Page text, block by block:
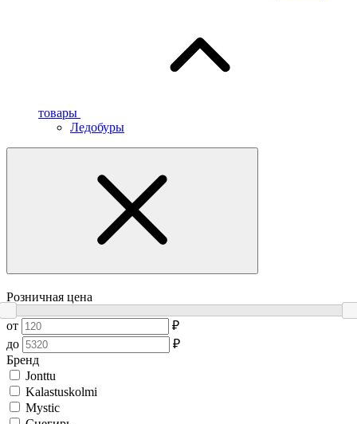
товары
Ледобуры
Розничная цена
от
₽
до
₽
Бренд
Jonttu
Kalastuskolmi
Mystic